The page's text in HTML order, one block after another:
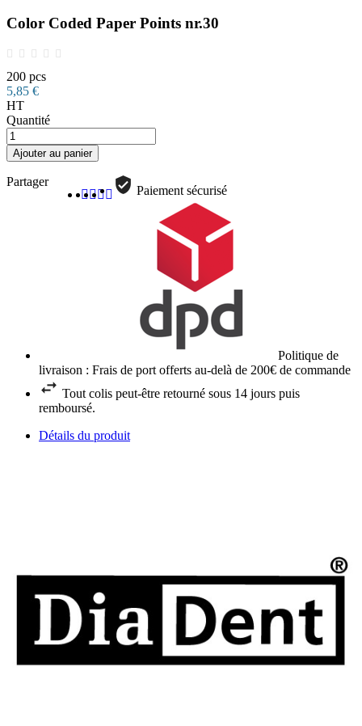
Color Coded Paper Points nr.30
200 pcs
5,85 €
HT
Quantité
Ajouter au panier
Partager
Paiement sécurisé
Politique de
livraison : Frais de port offerts au-delà de 200€ de commande
Tout colis peut-être retourné sous 14 jours puis
remboursé.
Détails du produit